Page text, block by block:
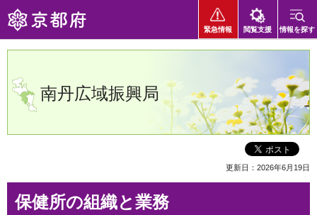
京都府
緊急情報 閲覧支援 情報を探す
南丹広域振興局
更新日：2026年6月19日
保健所の組織と業務